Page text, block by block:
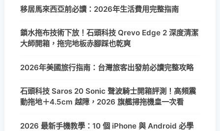
移居馬來西亞前必讀：2026年生活費用完整指南
鎖水拖布技術下放！石頭科技 Qrevo Edge 2 深度清潔
大師開箱，拖完地板赤腳踩也乾爽
2026年美國旅行指南：台灣旅客出發前必讀完整攻略
石頭科技 Saros 20 Sonic 聲波騎士開箱評測！高頻震
動拖地＋4.5cm 越障，2026 旗艦掃拖機皇一次看
2026 最新手機教學：10 個 iPhone 與 Android 必學